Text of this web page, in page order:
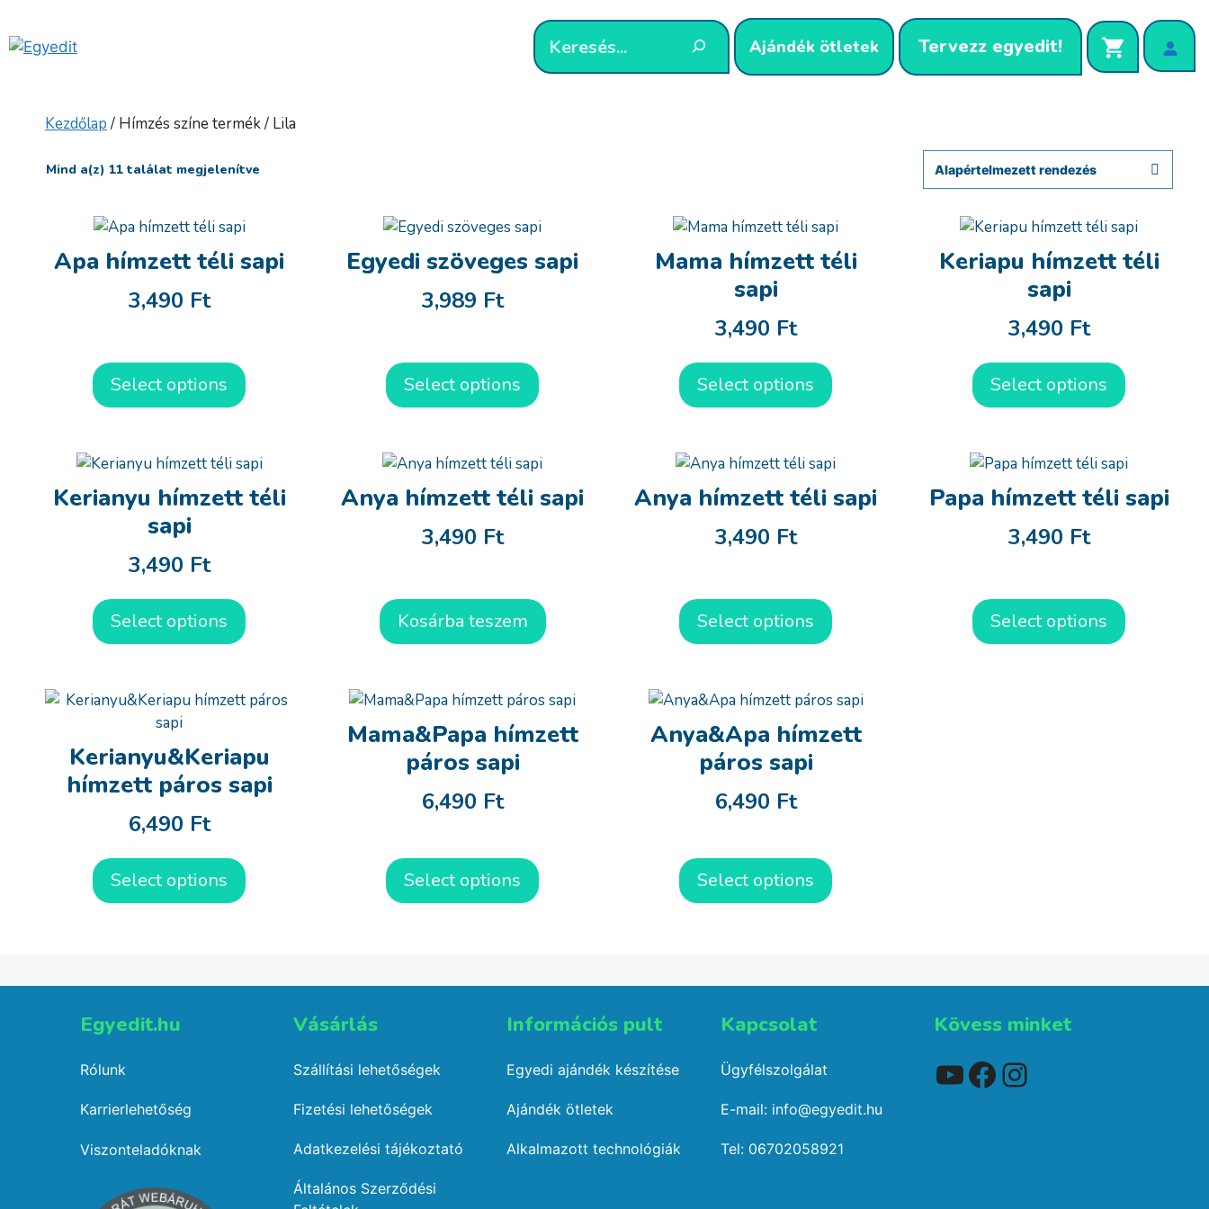
tartalomba
Ajándék ötletek Tervezz egyedit!
Kezdőlap/ Hímzés színe termék / Lila
Mind a(z) 11 találat megjelenítve
Apa hímzett téli sapi
3,490 Ft
Select options
Egyedi szöveges sapi
3,989 Ft
Select options
Mama hímzett téli
sapi
3,490 Ft
Select options
Keriapu hímzett téli
sapi
3,490 Ft
Select options
Kerianyu hímzett téli
sapi
3,490 Ft
Select options
Anya hímzett téli sapi
3,490 Ft
Kosárba teszem
Anya hímzett téli sapi
3,490 Ft
Select options
Papa hímzett téli sapi
3,490 Ft
Select options
Kerianyu&Keriapu
hímzett páros sapi
6,490 Ft
Select options
Mama&Papa hímzett
páros sapi
6,490 Ft
Select options
Anya&Apa hímzett
páros sapi
6,490 Ft
Select options
Egyedit.hu
Rólunk
Karrierlehetőség
Viszonteladóknak
Vásárlás​
Szállítási lehetőségek
Fizetési lehetőségek
Adatkezelési tájékoztató
Általános Szerződési
Információs pult​
Egyedi ajándék készítése
Ajándék ötletek
Alkalmazott technológiák
Kapcsolat​
Ügyfélszolgálat
E-mail: info@egyedit.hu
Tel: 06702058921
Kövess minket
YouTube
Facebook
Instagram